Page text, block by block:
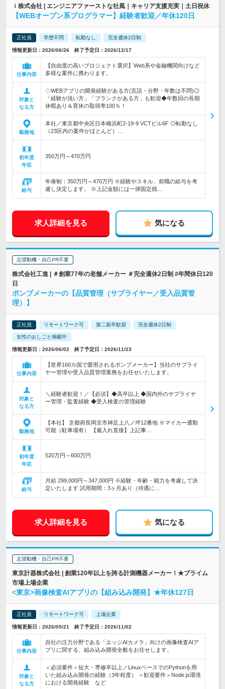
ｉ株式会社 | エンジニアファーストな社風｜キャリア支援充実｜土日祝休
【WEBオープン系プログラマー】経験者歓迎／年休120日
正社員 学歴不問 転勤なし 完全週休2日制
情報更新日：2026/06/26 終了予定日：2026/12/17
仕事内容
【自由度の高いプロジェクト選択】Web系や金融機関向けなど
多様な案件に携わります。
対象と
なる方
◇WEBアプリの開発経験がある方(言語・分野・年数は不問)◎
「経験が浅い方」「ブランクがある方」も歓迎◆年数回の長期
休暇あり＆育休の取得率100％！
勤務地
本社／東京都中央区日本橋浜町2‐19‐9 VCTビル6F ◎転勤なし
（23区内の案件がほとんど）…
初年度
年収
350万円～470万円
給与
年俸制：350万円～470万円 ※経験やスキル、前職の給与を考
慮し決定します。 ※上記金額には一律固定残…
求人詳細を見る 気になる
志望動機・自己PR不要
株式会社工進 | ＃創業77年の老舗メーカー ＃完全週休2日制 #年間休日120
日
ポンプメーカーの【品質管理（サプライヤー／受入品質管
理）】
正社員 リモートワーク可 第二新卒歓迎 完全週休2日制
女性のおしごと掲載中
情報更新日：2026/06/02 終了予定日：2026/11/23
仕事内容
【世界160カ国で愛用されるポンプメーカー】当社のサプライ
ヤー管理や受入品質管理業務をお任せいたします。
対象と
なる方
＼経験者歓迎！／【必須】◆高卒以上 ◆国内外のサプライヤ
ー管理・監査経験 ◆受入検査の管理経験
勤務地
【本社】 京都府長岡京市神足上八ノ坪12番地 ※マイカー通勤
可能（駐車場有） 【雇入れ直後】上記事…
初年度
年収
520万円～600万円
給与
月給 299,000円～347,000円 ※経験・年齢・能力を考慮して決
定いたします 試用期間：3ヶ月あり（待遇に…
求人詳細を見る 気になる
志望動機・自己PR不要
東京計器株式会社 | 創業120年以上を誇る計測機器メーカー！★プライム
市場上場企業
<東京>画像検査AIアプリの【組み込み開発】★年休127日
正社員 リモートワーク可 上場企業
情報更新日：2026/05/21 終了予定日：2026/11/02
仕事内容
自社の注力分野である「エッジAIカメラ」向けの画像検査AIア
プリに関する、組み込み開発全般をお任せします。
対象と
なる方
＜必須要件＞短大・専修卒以上／LinuxベースでのPythonを用
いた組み込み開発の経験（3年程度） ＜歓迎要件＞Node.js環境
における開発経験 など